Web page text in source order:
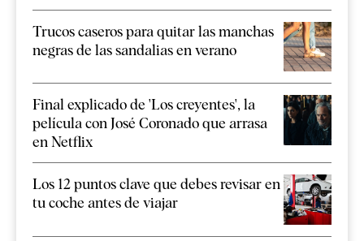
Trucos caseros para quitar las manchas
negras de las sandalias en verano
Final explicado de 'Los creyentes', la
película con José Coronado que arrasa
en Netflix
Los 12 puntos clave que debes revisar en
tu coche antes de viajar